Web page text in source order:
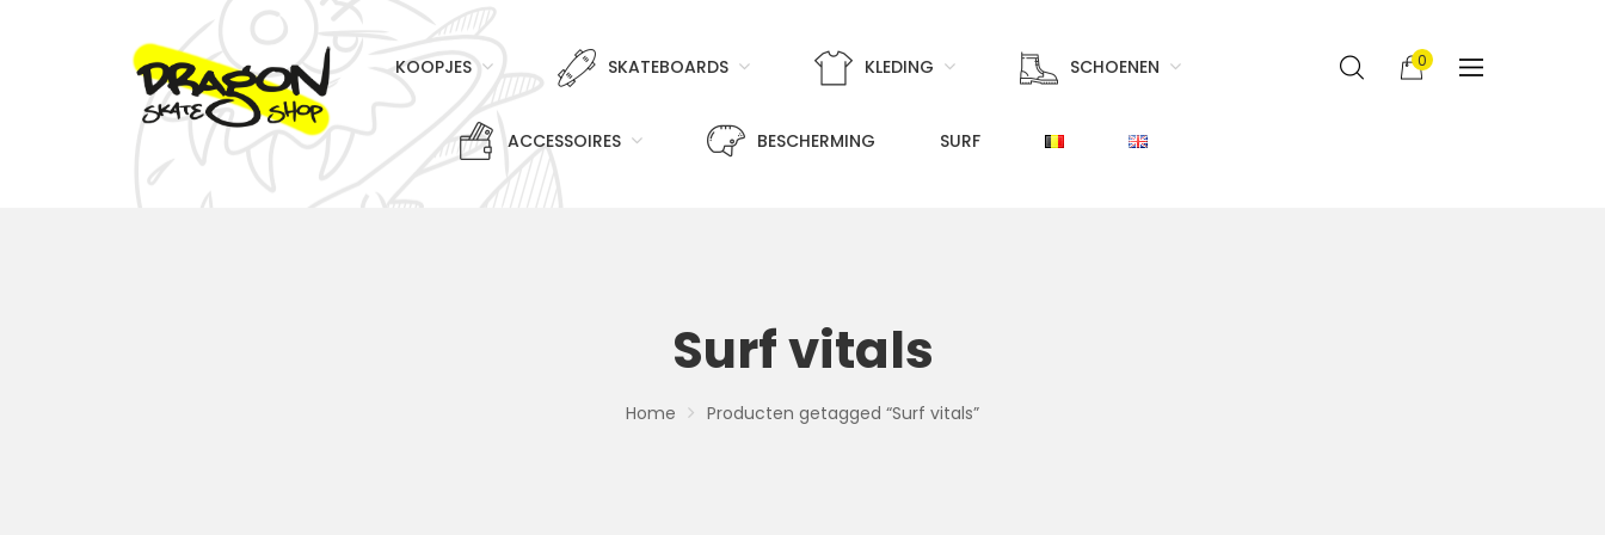
KOOPJES SKATEBOARDS KLEDING SCHOENEN
ACCESSOIRES BESCHERMING SURF
0
Surf vitals
Home Producten getagged “Surf vitals”